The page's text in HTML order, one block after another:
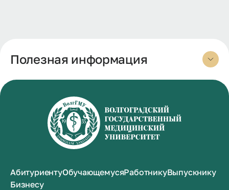
Полезная информация
АбитуриентуОбучающемусяРаботникуВыпускнику
Бизнесу